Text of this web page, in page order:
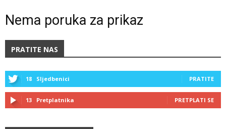
Nema poruka za prikaz
PRATITE NAS
18 Sljedbenici PRATITE
13 Pretplatnika PRETPLATI SE